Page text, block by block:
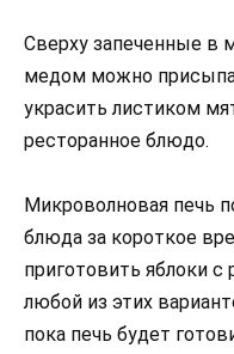
Сверху запеченные в
медом можно
украсить листиком
ресторанное блюдо.
Микроволновая печь
блюда за короткое
приготовить яблоки
любой из этих
пока печь будет